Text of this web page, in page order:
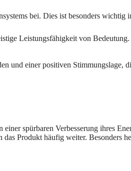
bei. Dies ist besonders wichtig
Leistungsfähigkeit von
und einer positiven Stimmungslage,
spürbaren Verbesserung ihres
Produkt häufig weiter. Besonders